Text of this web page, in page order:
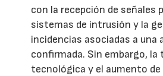
con la recepción de señales
sistemas de intrusión y la
incidencias asociadas a una
confirmada. Sin embargo,
tecnológica y el aumento de